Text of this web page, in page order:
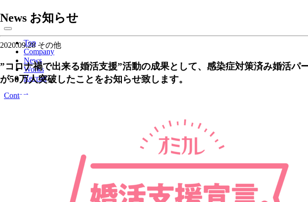
Top
Company
News
Works
Recruit
News お知らせ
2020.09.28 その他
”コロナ禍で出来る婚活支援”活動の成果として、感染症対策済み婚活
が50万人突破したことをお知らせ致します。
Contact